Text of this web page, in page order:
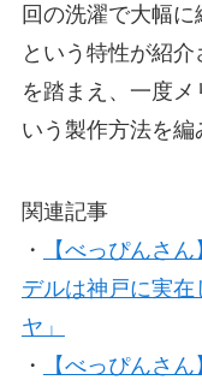
回の洗濯で大幅に
という特性が紹
を踏まえ、一度
いう製作方法を編
関連記事
・
【べっぴんさ
デルは神戸に実在
ヤ」
・
【べっぴんさ